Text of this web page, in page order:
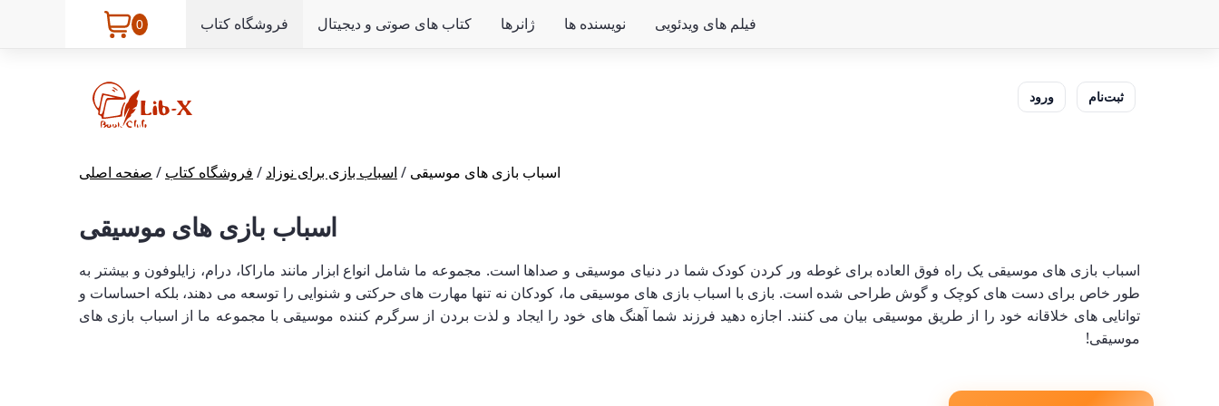
0 فروشگاه کتاب کتاب های صوتی و دیجیتال ژانرها نویسنده ها فیلم های ویدئویی
ورود ثبت‌نام
صفحه اصلی / فروشگاه کتاب / اسباب بازی برای نوزاد / اسباب بازی های موسیقی
اسباب بازی های موسیقی
اسباب بازی های موسیقی یک راه فوق العاده برای غوطه ور کردن کودک شما در دنیای موسیقی و صداها است. مجموعه ما شامل انواع ابزار مانند ماراکا، درام، زایلوفون و بیشتر به
طور خاص برای دست های کوچک و گوش طراحی شده است. بازی با اسباب بازی های موسیقی ما، کودکان نه تنها مهارت های حرکتی و شنوایی را توسعه می دهند، بلکه احساسات و
توانایی های خلاقانه خود را از طریق موسیقی بیان می کنند. اجازه دهید فرزند شما آهنگ های خود را ایجاد و لذت بردن از سرگرم کننده موسیقی با مجموعه ما از اسباب بازی های
موسیقی!